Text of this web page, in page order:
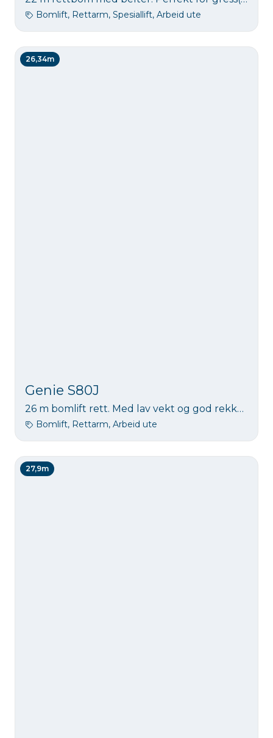
Bomlift, Rettarm, Spesiallift, Arbeid ute
26,34m
Genie S80J
26 m bomlift rett. Med lav vekt og god rekkevidde.
Bomlift, Rettarm, Arbeid ute
27,9m